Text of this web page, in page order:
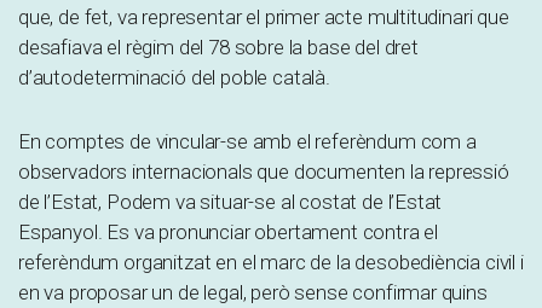
que, de fet, va representar el primer acte multitudinari que
desafiava el règim del 78 sobre la base del dret
d’autodeterminació del poble català.
En comptes de vincular-se amb el referèndum com a
observadors internacionals que documenten la repressió
de l’Estat, Podem va situar-se al costat de l’Estat
Espanyol. Es va pronunciar obertament contra el
referèndum organitzat en el marc de la desobediència civil i
en va proposar un de legal, però sense confirmar quins